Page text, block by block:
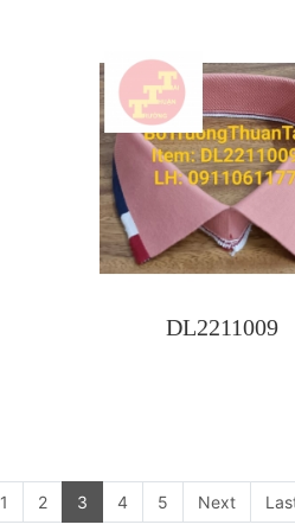
DL2211009
1 2 3 4 5 Next